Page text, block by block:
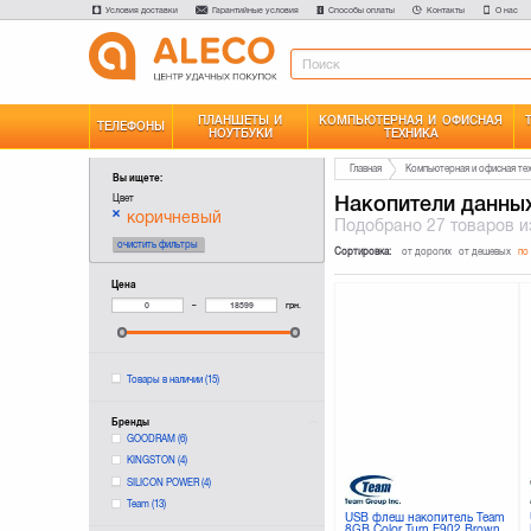
Условия доставки Гарантийные условия Способы оплаты Контакты О нас
ТЕЛЕФОНЫ
ПЛАНШЕТЫ И
НОУТБУКИ
КОМПЬЮТЕРНАЯ И ОФИСНАЯ
ТЕХНИКА
Вы ищете:
Цвет
коричневый
очистить фильтры
Цена
– грн.
Товары в наличии(15)
Бренды
GOODRAM(6)
KINGSTON(4)
SILICON POWER(4)
Team(13)
Главная Компьютерная и офисная
Накопители
Подобрано27 товаров
Сортировка: от дорогих от дешевых по
USB флеш накопитель Team